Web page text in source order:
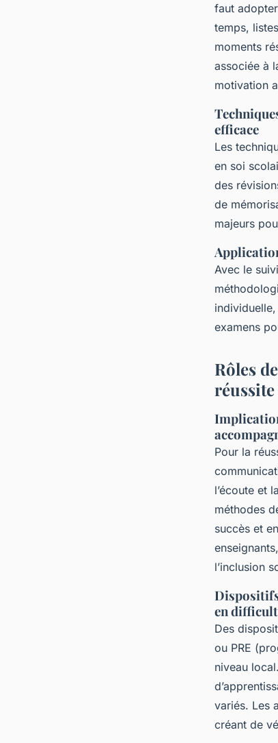
faut
temps,
moments
associée à
motivation
efficace
Les
en soi
des
de
majeurs
Avec le
examens
Rôles
réussite
Pour la
l’écoute et
méthodes
succès et
l’inclusion
en
Des
ou PRE
niveau
variés. Les
créant de